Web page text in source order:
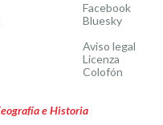
Facebook
Bluesky
Aviso legal
Licenza
Colofón
e Historia